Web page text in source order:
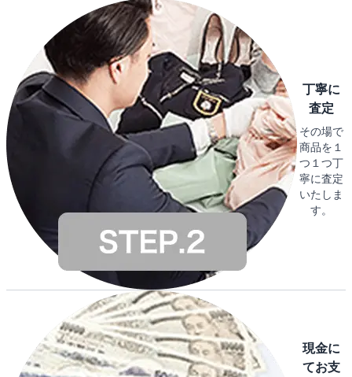
丁寧に
査定
その場で
商品を１
つ１つ丁
寧に査定
いたしま
す。
現金に
てお支